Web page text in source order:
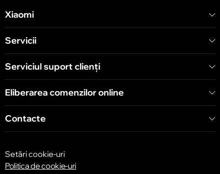
Chișinău
str. Arborilor 21, CC «Shopping MallDova»
Xiaomi
Servicii
Serviciul suport clienţi
Eliberarea comenzilor online
Contacte
Setări cookie-uri
Politica de cookie-uri